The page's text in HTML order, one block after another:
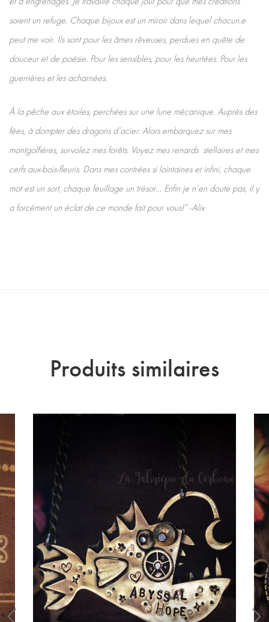
soient un refuge. Chaque bijoux est un miroir dans lequel chacun.e
peut me voir. Ils sont pour les âmes rêveuses, perdues en quête de
douceur et de poésie. Pour les sensibles, pour les heurtées. Pour les
guerrières et les acharnées.
À la pêche aux étoiles, perchées sur une lune mécanique. Auprès des
fées, à dompter des dragons d’acier. Alors embarquez sur mes
montgolfières, survolez mes forêts. Voyez mes renards stellaires et mes
cerfs aux-bois-fleuris. Dans mes contrées si lointaines et infini, chaque
mot est un sort, chaque feuillage un trésor… Enfin je n’en doute pas, il y
a forcément un éclat de ce monde fait pour vous!” -Alix
Produits similaires